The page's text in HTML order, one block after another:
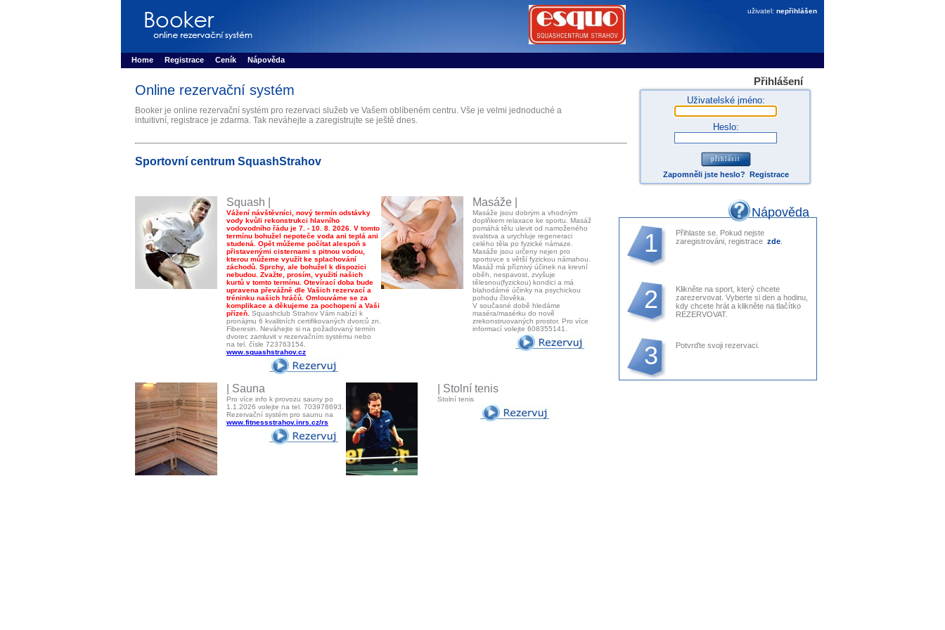
Rezervujse - Port�l pro online rezervace sportu
uživatel: nepřihlášen
Home Registrace Ceník Nápověda
Přihlášení
Uživatelské jméno:
Heslo:
Zapomněli jste heslo? Registrace
Online rezervační systém
Booker je online rezervační systém pro rezervaci služeb ve Vašem oblíbeném centru. Vše je velmi jednoduché a
intuitivní, registrace je zdarma. Tak neváhejte a zaregistrujte se ještě dnes.
Sportovní centrum SquashStrahov
Nápověda
1
Přihlaste se. Pokud nejste
zaregistrováni, registrace zde
2
Klikněte na sport, který chcete
zarezervovat. Vyberte si den a hodinu,
kdy chcete hrát a klikněte na tlačítko
REZERVOVAT.
3 Potvrďte svoji rezervaci.
Squash |
Vážení návštěvníci, nový termín odstávky
vody kvůli rekonstrukci hlavního
vodovodního řádu je 7. - 10. 8. 2026. V tomto
termínu bohužel nepoteče voda ani teplá ani
studená. Opět můžeme počítat alespoň s
přistavenými cisternami s pitnou vodou,
kterou můžeme využít ke splachování
záchodů. Sprchy, ale bohužel k dispozici
nebudou. Zvažte, prosím, využití našich
kurtů v tomto termínu. Otevírací doba bude
upravena převážně dle Vašich rezervací a
tréninku našich hráčů. Omlouváme se za
komplikace a děkujeme za pochopení a Vaši
přízeň. Squashclub Strahov Vám nabízí k
pronájmu 6 kvalitních certifikovaných dvorců zn.
Fiberesin. Neváhejte si na požadovaný termín
dvorec zamluvit v rezervačním systému nebo
na tel. čísle 723763154.
www.squashstrahov.cz
Masáže |
Masáže jsou dobrým a vhodným
doplňkem relaxace ke sportu. Masáž
pomáhá tělu ulevit od namoženého
svalstva a urychluje regeneraci
celého těla po fyzické námaze.
Masáže jsou určeny nejen pro
sportovce s větší fyzickou námahou.
Masáž má příznivý účinek na krevní
oběh, nespavost, zvyšuje
tělesnou(fyzickou) kondici a má
blahodárné účinky na psychickou
pohodu člověka.
V současné době hledáme
maséra/masérku do nově
zrekonstruovaných prostor. Pro více
informací volejte 608355141.
| Sauna
Pro více info k provozu sauny po
1.1.2026 volejte na tel. 703978693.
Rezervační systém pro saunu na
www.fitnessstrahov.inrs.cz/rs
| Stolní tenis
Stolní tenis